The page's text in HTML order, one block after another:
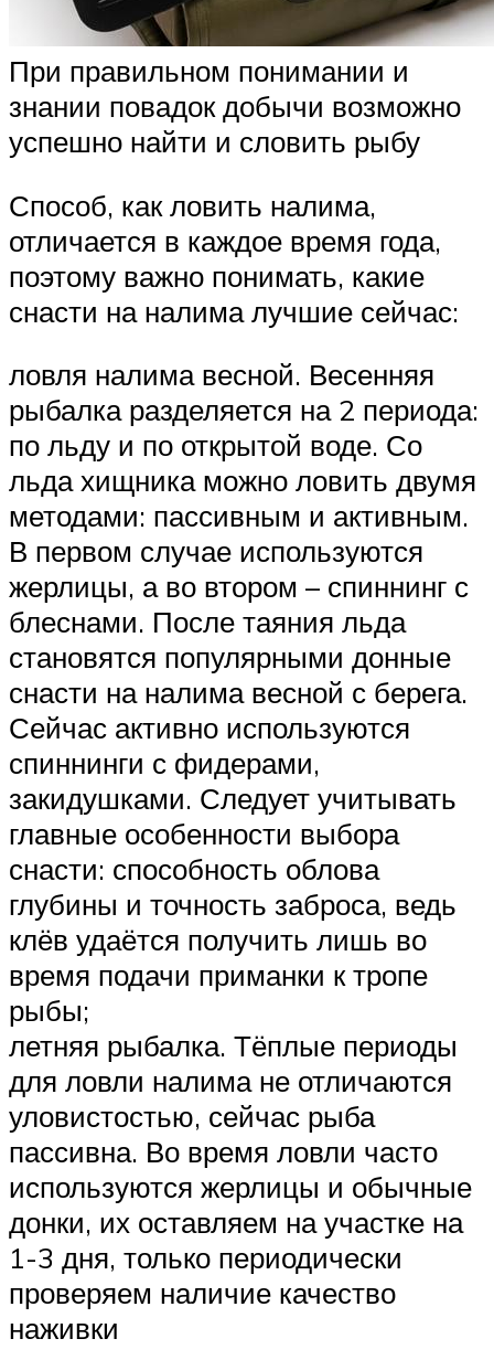
При правильном понимании и
знании повадок добычи возможно
успешно найти и словить рыбу
Способ, как ловить налима,
отличается в каждое время года,
поэтому важно понимать, какие
снасти на налима лучшие сейчас:
ловля налима весной. Весенняя
рыбалка разделяется на 2 периода:
по льду и по открытой воде. Со
льда хищника можно ловить двумя
методами: пассивным и активным.
В первом случае используются
жерлицы, а во втором – спиннинг с
блеснами. После таяния льда
становятся популярными донные
снасти на налима весной с берега.
Сейчас активно используются
спиннинги с фидерами,
закидушками. Следует учитывать
главные особенности выбора
снасти: способность облова
глубины и точность заброса, ведь
клёв удаётся получить лишь во
время подачи приманки к тропе
рыбы;
летняя рыбалка. Тёплые периоды
для ловли налима не отличаются
уловистостью, сейчас рыба
пассивна. Во время ловли часто
используются жерлицы и обычные
донки, их оставляем на участке на
1-3 дня, только периодически
проверяем наличие качество
наживки